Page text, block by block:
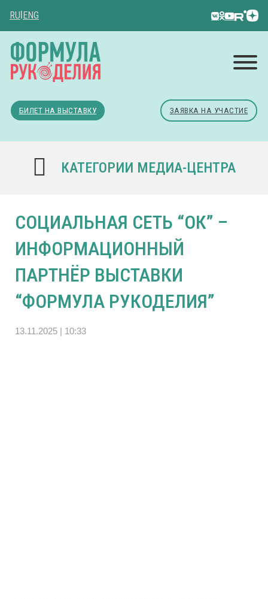
RU ENG
БИЛЕТ НА ВЫСТАВКУ ЗАЯВКА НА УЧАСТИЕ
КАТЕГОРИИ МЕДИА-ЦЕНТРА
СОЦИАЛЬНАЯ СЕТЬ “ОК” –
ИНФОРМАЦИОННЫЙ
ПАРТНЁР ВЫСТАВКИ
“ФОРМУЛА РУКОДЕЛИЯ”
13.11.2025 | 10:33